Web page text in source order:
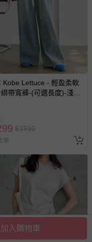
姓名貼等）。
拆封、使用，則酌收整
軟體（例如 DVD、CD
供（例如線上課程、遊
衣物、泳裝、襪子、地
背巾、包屁衣、學習
擠乳器、哺乳衣、托腹
「不可拆封」，或具警
Kobe Lettuce - 輕盈柔軟
帶寬褲-(可選長度)-淺灰
$1910
架
加入購物車